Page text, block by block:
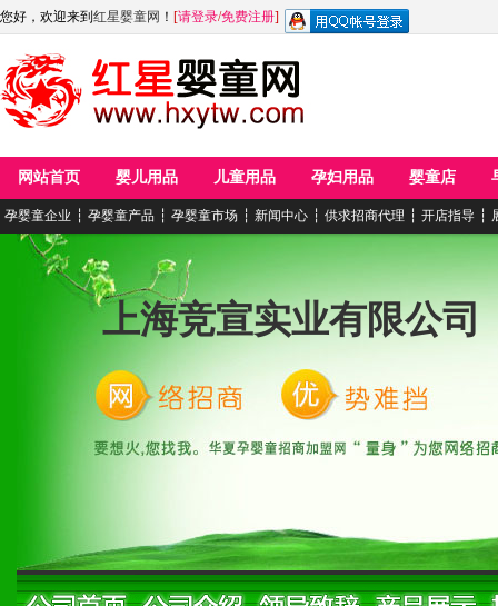
您好，欢迎来到 红星婴童网 ！ [请登录/免费注册]
网站首页 婴儿用品 儿童用品 孕妇用品 婴童店
孕婴童企业 ┆ 孕婴童产品 ┆ 孕婴童市场 ┆ 新闻中心 ┆ 供求招商代理 ┆ 开店指导 ┆
上海竞宣实业有限公司